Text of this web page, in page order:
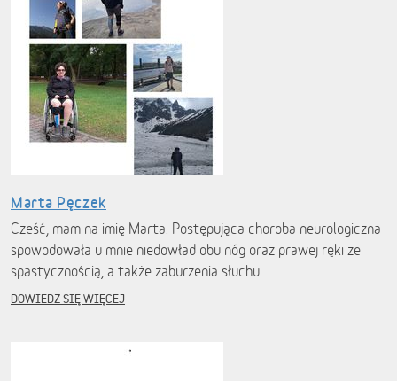
Marta Pęczek
Cześć, mam na imię Marta. Postępująca choroba neurologiczna
spowodowała u mnie niedowład obu nóg oraz prawej ręki ze
spastycznością, a także zaburzenia słuchu. …
DOWIEDZ SIĘ WIĘCEJ